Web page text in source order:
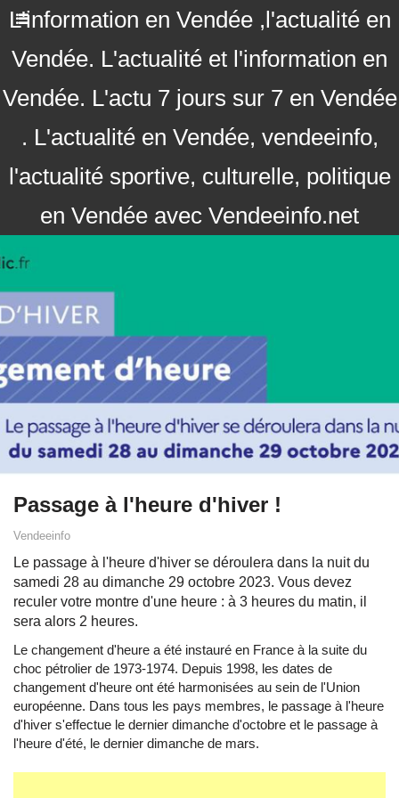
L'information en Vendée ,l'actualité en
Vendée. L'actualité et l'information en
Vendée. L'actu 7 jours sur 7 en Vendée
. L'actualité en Vendée, vendeeinfo,
l'actualité sportive, culturelle, politique
en Vendée avec Vendeeinfo.net
Passage à l'heure d'hiver !
Vendeeinfo
Le passage à l'heure d'hiver se déroulera dans la nuit du
samedi 28 au dimanche 29 octobre 2023. Vous devez
reculer votre montre d'une heure : à 3 heures du matin, il
sera alors 2 heures.
Le changement d'heure a été instauré en France à la suite du
choc pétrolier de 1973-1974. Depuis 1998, les dates de
changement d'heure ont été harmonisées au sein de l'Union
européenne. Dans tous les pays membres, le passage à l'heure
d'hiver s'effectue le dernier dimanche d'octobre et le passage à
l'heure d'été, le dernier dimanche de mars.